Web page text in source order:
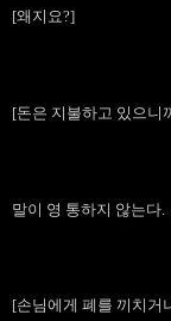
[왜지요?]
[돈은 지불하고 있으니
말이 영 통하지 않는다.
[손님에게 폐를 끼치거